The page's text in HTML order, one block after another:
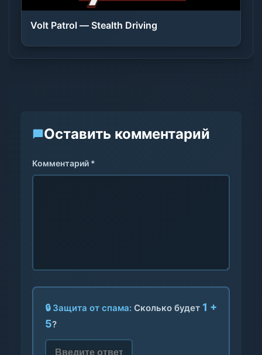
Volt Patrol — Stealth Driving
Оставить комментарий
Комментарий *
🔒 Защита от спама: Сколько будет 1 +
5?